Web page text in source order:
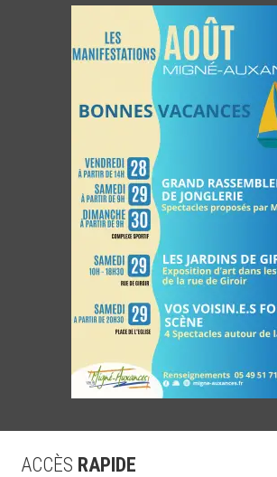
ACCÈS RAPIDE